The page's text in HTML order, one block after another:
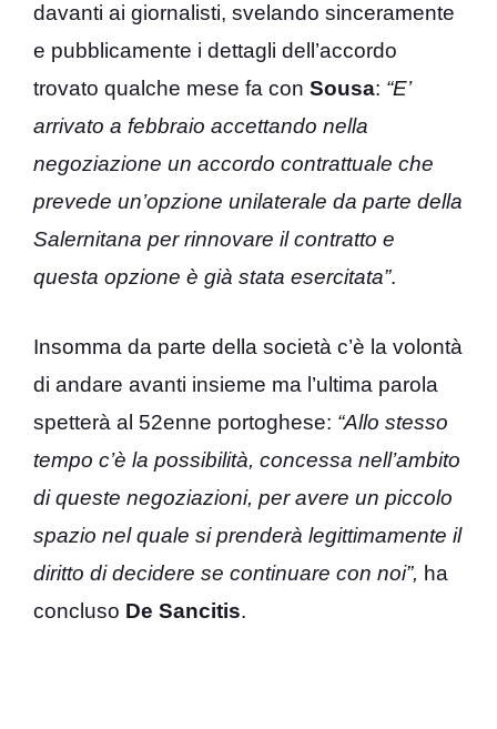
davanti ai giornalisti, svelando sinceramente
e pubblicamente i dettagli dell’accordo
trovato qualche mese fa con Sousa: “E’
arrivato a febbraio accettando nella
negoziazione un accordo contrattuale che
prevede un’opzione unilaterale da parte della
Salernitana per rinnovare il contratto e
questa opzione è già stata esercitata”.
Insomma da parte della società c’è la volontà
di andare avanti insieme ma l’ultima parola
spetterà al 52enne portoghese: “Allo stesso
tempo c’è la possibilità, concessa nell’ambito
di queste negoziazioni, per avere un piccolo
spazio nel quale si prenderà legittimamente il
diritto di decidere se continuare con noi”, ha
concluso De Sancitis.